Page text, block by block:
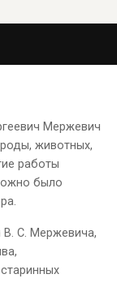
Мержевич
животных,
работы
было
В. С. Мержевича,